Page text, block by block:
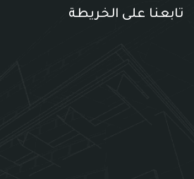
تابعنا على الخريطة